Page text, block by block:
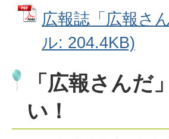
広報誌「広報さ
ル: 204.4KB)
「広報さんだ
い！